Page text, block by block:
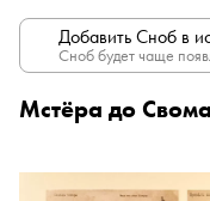
Добавить Сноб в
Сноб будет чаще
Мстёра до